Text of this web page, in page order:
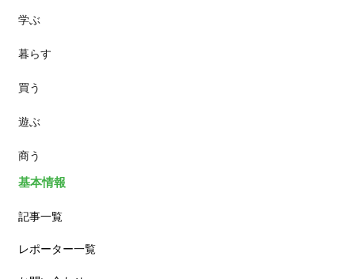
パン
スイーツ
ランチ
カフェ
学ぶ
暮らす
買う
遊ぶ
商う
基本情報
記事一覧
レポーター一覧